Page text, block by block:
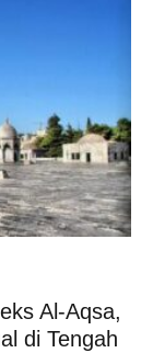
Al-Aqsa,
di Tengah